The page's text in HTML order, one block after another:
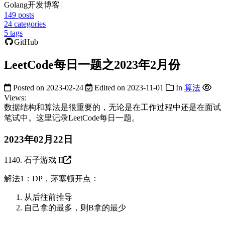
Golang开发博客
149 posts
24 categories
5 tags
GitHub
LeetCode每日一题之2023年2月份
Posted on 2023-02-24 Edited on 2023-11-01 In 算法
Views:
数据结构和算法是很重要的，无论是在工作过程中还是在面试
笔试中。这里记录LeetCode每日一题。
2023年02月22日
1140. 石子游戏 II
解法1：DP，茅塞顿开点：
从后往前推导
自己拿的最多，则B拿的最少